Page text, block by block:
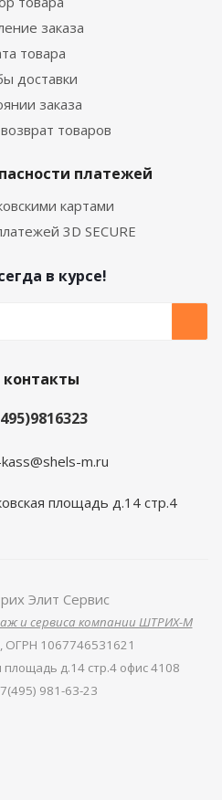
заказа
товара
доставки
заказа
товаров
платежей
картами
3D SECURE
в курсе!
m.ru
площадь д.14 стр.4
Элит Сервис
и сервиса компании ШТРИХ-М
ОГРН 1067746531621
д.14 стр.4 офис 4108
981-63-23